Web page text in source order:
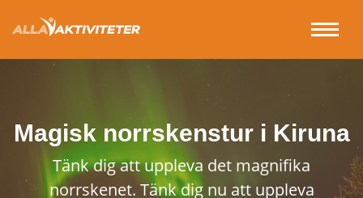
Magisk norrskenstur i Kiruna
Tänk dig att uppleva det magnifika
norrskenet. Tänk dig nu att uppleva